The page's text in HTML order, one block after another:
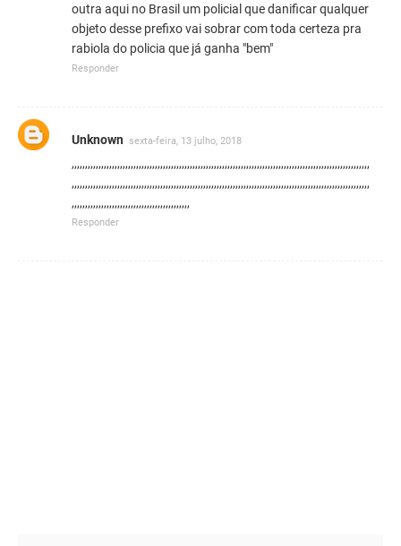
outra aqui no Brasil um policial que danificar qualquer
objeto desse prefixo vai sobrar com toda certeza pra
rabiola do policia que já ganha "bem"
Responder
Unknown sexta-feira, 13 julho, 2018
,,,,,,,,,,,,,,,,,,,,,,,,,,,,,,,,,,,,,,,,,,,,,,,,,,,,,,,,,,,,,,,,,,,,,,,,,,,,,,,,,,,,,,,,,,,,,,,,,,,,,,,,,,,,,,,
,,,,,,,,,,,,,,,,,,,,,,,,,,,,,,,,,,,,,,,,,,,,,,,,,,,,,,,,,,,,,,,,,,,,,,,,,,,,,,,,,,,,,,,,,,,,,,,,,,,,,,,,,,,,,,,
,,,,,,,,,,,,,,,,,,,,,,,,,,,,,,,,,,,,,,,,,,,,
Responder